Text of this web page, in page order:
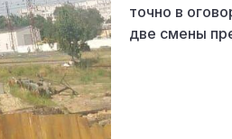
точно в
две смены